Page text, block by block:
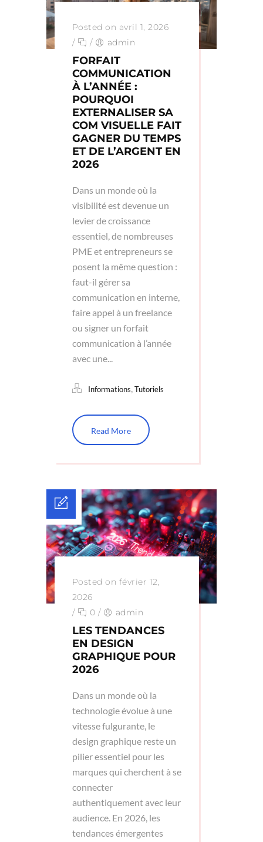
Posted on avril 1, 2026
/
/ admin
FORFAIT
COMMUNICATION
À L’ANNÉE :
POURQUOI
EXTERNALISER SA
COM VISUELLE FAIT
GAGNER DU TEMPS
ET DE L’ARGENT EN
2026
Dans un monde où la
visibilité est devenue un
levier de croissance
essentiel, de nombreuses
PME et entrepreneurs se
posent la même question :
faut-il gérer sa
communication en interne,
faire appel à un freelance
ou signer un forfait
communication à l’année
avec une...
Informations,Tutoriels
Read More
Posted on février 12,
2026
/
0 / admin
LES TENDANCES
EN DESIGN
GRAPHIQUE POUR
2026
Dans un monde où la
technologie évolue à une
vitesse fulgurante, le
design graphique reste un
pilier essentiel pour les
marques qui cherchent à se
connecter
authentiquement avec leur
audience. En 2026, les
tendances émergentes